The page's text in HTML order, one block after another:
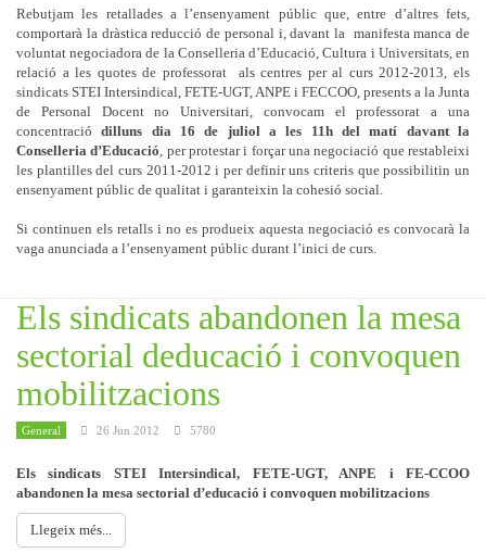
Rebutjam les retallades a l’ensenyament públic que, entre d’altres fets,
comportarà la dràstica reducció de personal i, davant la manifesta manca de
voluntat negociadora de la Conselleria d’Educació, Cultura i Universitats, en
relació a les quotes de professorat als centres per al curs 2012-2013, els
sindicats STEI Intersindical, FETE-UGT, ANPE i FECCOO, presents a la Junta
de Personal Docent no Universitari, convocam el professorat a una
concentraciódilluns dia 16 de juliol a les 11h del matí davant la
Conselleria d’Educació, per protestar i forçar una negociació que restableixi
les plantilles del curs 2011-2012 i per definir uns criteris que possibilitin un
ensenyament públic de qualitat i garanteixin la cohesió social.
Si continuen els retalls i no es produeix aquesta negociació es convocarà la
vaga anunciada a l’ensenyament públic durant l’inici de curs.
Els sindicats abandonen la mesa
sectorial deducació i convoquen
mobilitzacions
General 26 Jun 2012 5780
Els sindicats STEI Intersindical, FETE-UGT, ANPE i FE-CCOO
abandonen la mesa sectorial d’educació i convoquen mobilitzacions
Llegeix més...